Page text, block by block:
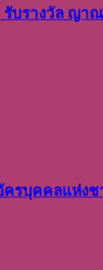
บรางวัล ญา
ครบุคคลแห่